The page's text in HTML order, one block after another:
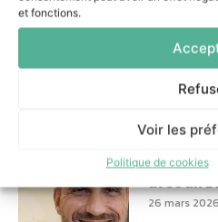
et fonctions.
Voir les
Politique de cookies
avec un
26 mars 2026